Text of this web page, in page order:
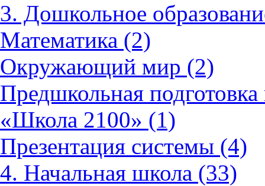
3. Дошкольное
Математика (2)
Окружающий мир (2)
Предшкольная
«Школа 2100» (1)
Презентация системы (4)
4. Начальная школа (33)